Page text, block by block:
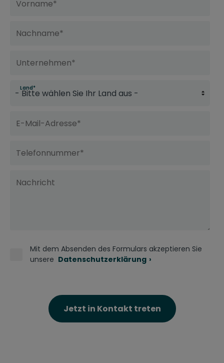
Land*
Mit dem Absenden des Formulars akzeptieren Sie
unsere Datenschutzerklärung